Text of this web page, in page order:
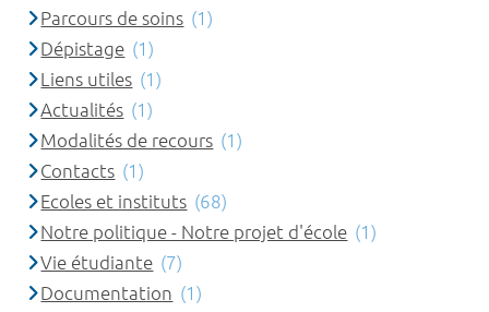
Parcours de soins (1)
Dépistage (1)
Liens utiles (1)
Actualités (1)
Modalités de recours (1)
Contacts (1)
Ecoles et instituts (68)
Notre politique - Notre projet d'école (1)
Vie étudiante (7)
Documentation (1)